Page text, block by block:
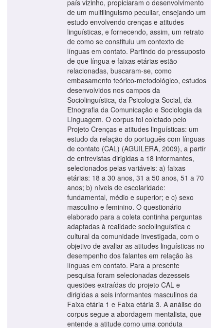
país vizinho, propiciaram o desenvolvimento
de um multilinguismo peculiar, ensejando um
estudo envolvendo crenças e atitudes
linguísticas, e fornecendo, assim, um retrato
de como se constituiu um contexto de
línguas em contato. Partindo do pressuposto
de que língua e faixas etárias estão
relacionadas, buscaram-se, como
embasamento teórico-metodológico, estudos
desenvolvidos nos campos da
Sociolinguística, da Psicologia Social, da
Etnografia da Comunicação e Sociologia da
Linguagem. O corpus foi coletado pelo
Projeto Crenças e atitudes linguísticas: um
estudo da relação do português com línguas
de contato (CAL) (AGUILERA, 2009), a partir
de entrevistas dirigidas a 18 informantes,
selecionados pelas variáveis: a) faixas
etárias: 18 a 30 anos, 31 a 50 anos, 51 a 70
anos; b) níveis de escolaridade:
fundamental, médio e superior; e c) sexo
masculino e feminino. O questionário
elaborado para a coleta continha perguntas
adaptadas à realidade sociolinguística e
cultural da comunidade investigada, com o
objetivo de avaliar as atitudes linguísticas no
desempenho dos falantes em relação às
línguas em contato. Para a presente
pesquisa foram selecionadas dezesseis
questões extraídas do projeto CAL e
dirigidas a seis informantes masculinos da
Faixa etária 1 e Faixa etária 3. A análise do
corpus segue a abordagem mentalista, que
entende a atitude como uma conduta